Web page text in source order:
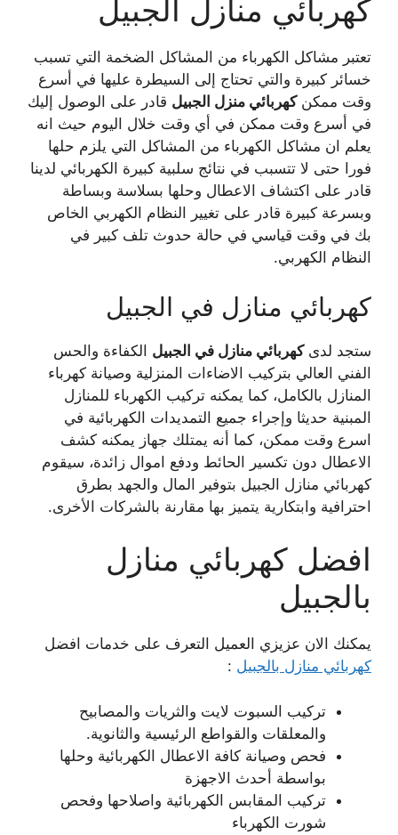
كهربائي منازل الجبيل
تعتبر مشاكل الكهرباء من المشاكل الضخمة التي تسبب
خسائر كبيرة والتي تحتاج إلى السيطرة عليها في أسرع
وقت ممكنكهربائي منزل الجبيل قادر على الوصول إليك
في أسرع وقت ممكن في أي وقت خلال اليوم حيث انه
يعلم ان مشاكل الكهرباء من المشاكل التي يلزم حلها
فورا حتى لا تتسبب في نتائج سلبية كبيرة الكهربائي لدينا
قادر على اكتشاف الاعطال وحلها بسلاسة وبساطة
وبسرعة كبيرة قادر على تغيير النظام الكهربي الخاص
بك في وقت قياسي في حالة حدوث تلف كبير في
النظام الكهربي.
كهربائي منازل في الجبيل
ستجد لدىكهربائي منازل في الجبيل الكفاءة والحس
الفني العالي بتركيب الاضاءات المنزلية وصيانة كهرباء
المنازل بالكامل، كما يمكنه تركيب الكهرباء للمنازل
المبنية حديثا وإجراء جميع التمديدات الكهربائية في
اسرع وقت ممكن، كما أنه يمتلك جهاز يمكنه كشف
الاعطال دون تكسير الحائط ودفع اموال زائدة، سيقوم
كهربائي منازل الجبيل بتوفير المال والجهد بطرق
احترافية وابتكارية يتميز بها مقارنة بالشركات الأخرى.
افضل كهربائي منازل
بالجبيل
يمكنك الان عزيزي العميل التعرف على خدمات افضل
كهربائي منازل بالجبيل :
تركيب السبوت لايت والثريات والمصابيح
والمعلقات والقواطع الرئيسية والثانوية.
فحص وصيانة كافة الاعطال الكهربائية وحلها
بواسطة أحدث الاجهزة
تركيب المقابس الكهربائية واصلاحها وفحص
شورت الكهرباء